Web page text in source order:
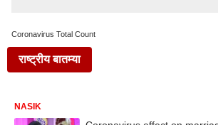
Coronavirus Total Count
राष्ट्रीय बातम्या
NASIK